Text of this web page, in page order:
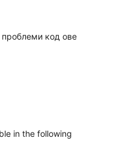
проблеми код ове
in the following